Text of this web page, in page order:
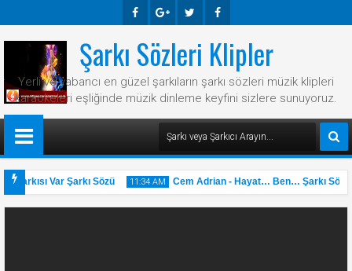
Ook E-
Plus
R Ook
Şarkı Sözleri Klipler
Yerli ve yabancı en güzel şarkıların şarkı sözleri müzik klipleri
karaokeleri eşliğinde müzik dinleme keyfini sizlere sunuyoruz.
Var Şarkı Sözü 11:34 AM Cem Adrian - Hayat… Ben… Şarkı Sözü